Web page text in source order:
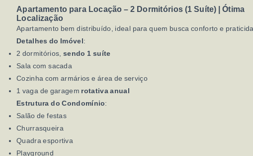
Apartamento para Locação – 2 Dormitórios (1 Suíte) | Ótima
Localização
Apartamento bem distribuído, ideal para quem busca conforto e
Detalhes do Imóvel:
2 dormitórios, sendo 1 suíte
Sala com sacada
Cozinha com armários e área de serviço
1 vaga de garagem rotativa anual
Estrutura do Condomínio:
Salão de festas
Churrasqueira
Quadra esportiva
Playground